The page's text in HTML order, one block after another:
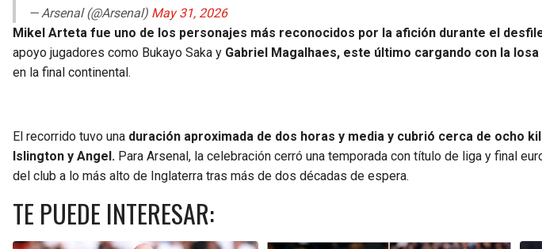
— Arsenal (@Arsenal) May 31, 2026
Mikel Arteta fue uno de los personajes más reconocidos por la afición durante el
apoyo jugadores como Bukayo Saka y Gabriel Magalhaes, este último cargando con la
en la final continental.
El recorrido tuvo una duración aproximada de dos horas y media y cubrió cerca de ocho
Islington y Angel. Para Arsenal, la celebración cerró una temporada con título de liga y final
del club a lo más alto de Inglaterra tras más de dos décadas de espera.
TE PUEDE INTERESAR: